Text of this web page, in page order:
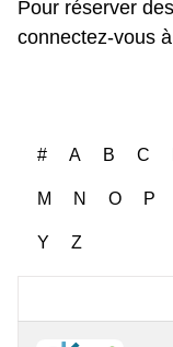
# A B C
M N O P
Y Z